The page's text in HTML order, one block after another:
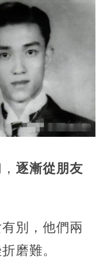
逐漸從朋友
別，他們兩
磨難。